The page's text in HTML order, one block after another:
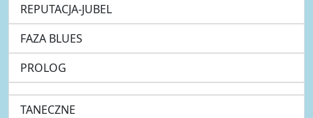
REPUTACJA-JUBEL
FAZA BLUES
PROLOG
TANECZNE